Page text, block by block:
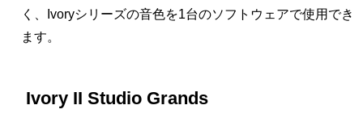
く、Ivoryシリーズの音色を1台のソフトウェアで使用でき
ます。
Ivory II Studio Grands